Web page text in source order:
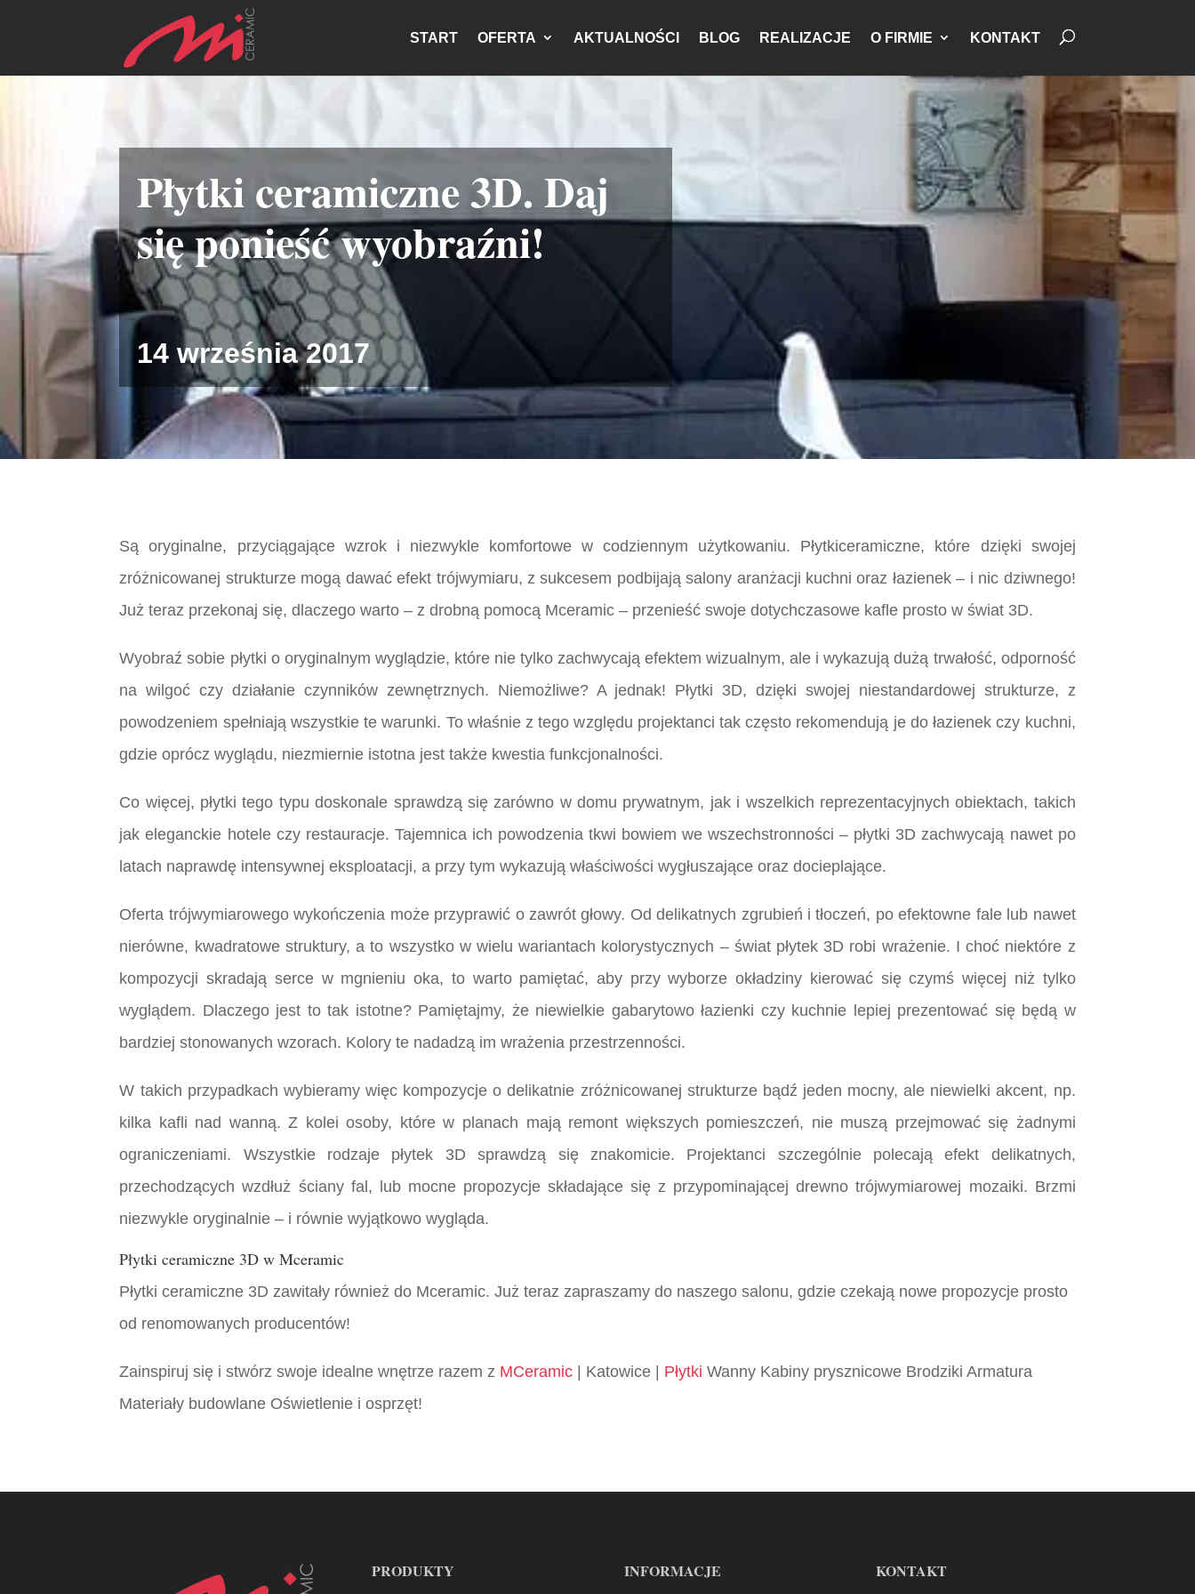
START OFERTA AKTUALNOŚCI BLOG REALIZACJE O FIRMIE KONTAKT
Płytki ceramiczne 3D. Daj
się ponieść wyobraźni!
14 września 2017
Są oryginalne, przyciągające wzrok i niezwykle komfortowe w codziennym użytkowaniu. Płytkiceramiczne, które dzięki swojej
zróżnicowanej strukturze mogą dawać efekt trójwymiaru, z sukcesem podbijają salony aranżacji kuchni oraz łazienek – i nic dziwnego!
Już teraz przekonaj się, dlaczego warto – z drobną pomocą Mceramic – przenieść swoje dotychczasowe kafle prosto w świat 3D.
Wyobraź sobie płytki o oryginalnym wyglądzie, które nie tylko zachwycają efektem wizualnym, ale i wykazują dużą trwałość, odporność
na wilgoć czy działanie czynników zewnętrznych. Niemożliwe? A jednak! Płytki 3D, dzięki swojej niestandardowej strukturze, z
powodzeniem spełniają wszystkie te warunki. To właśnie z tego względu projektanci tak często rekomendują je do łazienek czy kuchni,
gdzie oprócz wyglądu, niezmiernie istotna jest także kwestia funkcjonalności.
Co więcej, płytki tego typu doskonale sprawdzą się zarówno w domu prywatnym, jak i wszelkich reprezentacyjnych obiektach, takich
jak eleganckie hotele czy restauracje. Tajemnica ich powodzenia tkwi bowiem we wszechstronności – płytki 3D zachwycają nawet po
latach naprawdę intensywnej eksploatacji, a przy tym wykazują właściwości wygłuszające oraz docieplające.
Oferta trójwymiarowego wykończenia może przyprawić o zawrót głowy. Od delikatnych zgrubień i tłoczeń, po efektowne fale lub nawet
nierówne, kwadratowe struktury, a to wszystko w wielu wariantach kolorystycznych – świat płytek 3D robi wrażenie. I choć niektóre z
kompozycji skradają serce w mgnieniu oka, to warto pamiętać, aby przy wyborze okładziny kierować się czymś więcej niż tylko
wyglądem. Dlaczego jest to tak istotne? Pamiętajmy, że niewielkie gabarytowo łazienki czy kuchnie lepiej prezentować się będą w
bardziej stonowanych wzorach. Kolory te nadadzą im wrażenia przestrzenności.
W takich przypadkach wybieramy więc kompozycje o delikatnie zróżnicowanej strukturze bądź jeden mocny, ale niewielki akcent, np.
kilka kafli nad wanną. Z kolei osoby, które w planach mają remont większych pomieszczeń, nie muszą przejmować się żadnymi
ograniczeniami. Wszystkie rodzaje płytek 3D sprawdzą się znakomicie. Projektanci szczególnie polecają efekt delikatnych,
przechodzących wzdłuż ściany fal, lub mocne propozycje składające się z przypominającej drewno trójwymiarowej mozaiki. Brzmi
niezwykle oryginalnie – i równie wyjątkowo wygląda.
Płytki ceramiczne 3D w Mceramic
Płytki ceramiczne 3D zawitały również do Mceramic. Już teraz zapraszamy do naszego salonu, gdzie czekają nowe propozycje prosto
od renomowanych producentów!
Zainspiruj się i stwórz swoje idealne wnętrze razem z MCeramic | Katowice | Płytki Wanny Kabiny prysznicowe Brodziki Armatura
Materiały budowlane Oświetlenie i osprzęt!
PRODUKTY INFORMACJE KONTAKT